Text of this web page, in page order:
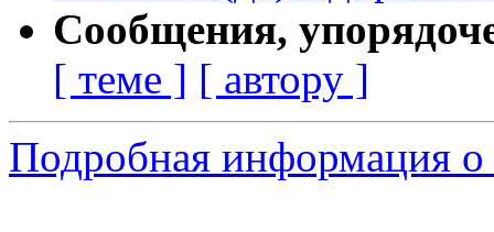
Сообщения,
[ теме ] [ автору ]
Подробная информация